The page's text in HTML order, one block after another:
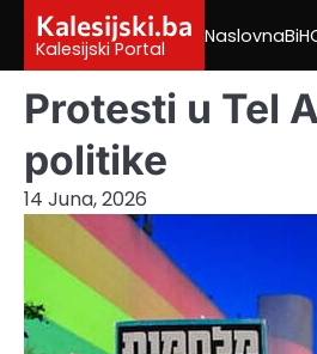
content
Kalesijski.ba
Kalesijski Portal
NaslovnaBiH
Protesti u Tel
politike
14 Juna, 2026